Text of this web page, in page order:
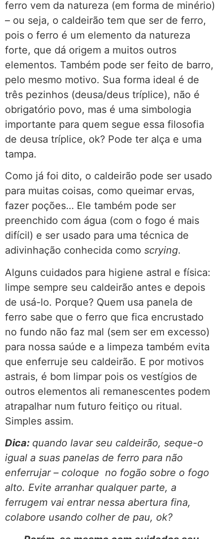
ferro vem da natureza (em forma de minério)
– ou seja, o caldeirão tem que ser de ferro,
pois o ferro é um elemento da natureza
forte, que dá origem a muitos outros
elementos. Também pode ser feito de barro,
pelo mesmo motivo. Sua forma ideal é de
três pezinhos (deusa/deus tríplice), não é
obrigatório povo, mas é uma simbologia
importante para quem segue essa filosofia
de deusa tríplice, ok? Pode ter alça e uma
tampa.
Como já foi dito, o caldeirão pode ser usado
para muitas coisas, como queimar ervas,
fazer poções… Ele também pode ser
preenchido com água (com o fogo é mais
difícil) e ser usado para uma técnica de
adivinhação conhecida como scrying.
Alguns cuidados para higiene astral e física:
limpe sempre seu caldeirão antes e depois
de usá-lo. Porque? Quem usa panela de
ferro sabe que o ferro que fica encrustado
no fundo não faz mal (sem ser em excesso)
para nossa saúde e a limpeza também evita
que enferruje seu caldeirão. E por motivos
astrais, é bom limpar pois os vestígios de
outros elementos ali remanescentes podem
atrapalhar num futuro feitiço ou ritual.
Simples assim.
Dica: quando lavar seu caldeirão, seque-o
igual a suas panelas de ferro para não
enferrujar – coloque no fogão sobre o fogo
alto. Evite arranhar qualquer parte, a
ferrugem vai entrar nessa abertura fina,
colabore usando colher de pau, ok?